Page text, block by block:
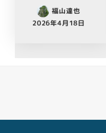
福山達也
2026年4月18日